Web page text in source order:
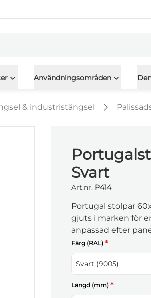
Användningsområden
& industristängsel
Svart
Art.nr. P414
Portugal stolpar
gjuts i marken för
anpassad efter
för varje installation.
Färg (RAL) *
Svart (9005)
Längd (mm) *